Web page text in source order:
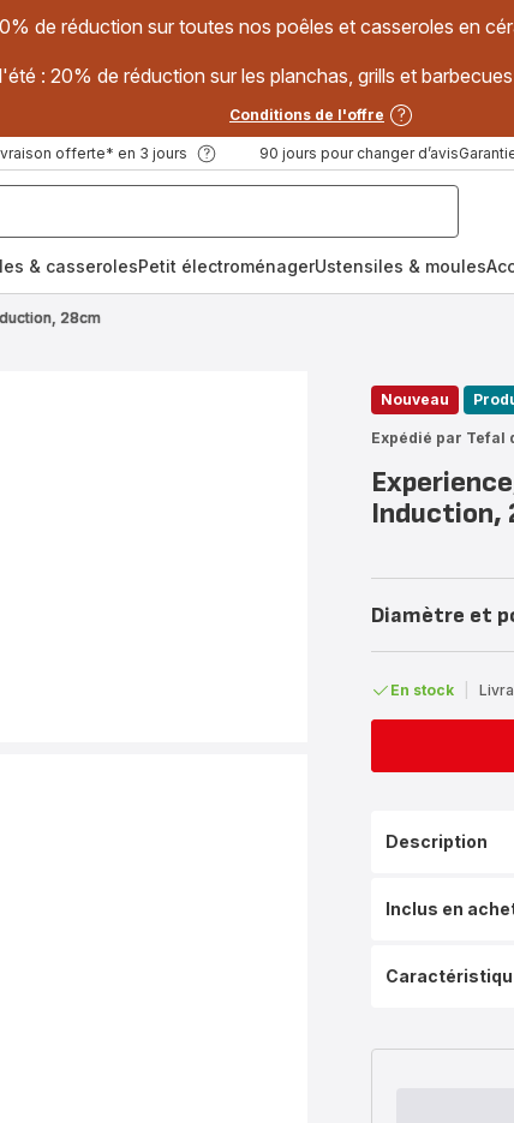
de réduction sur toutes nos poêles et casseroles en
: 20% de réduction sur les planchas, grills et
Conditions de l'offre
offerte* en 3 jours 90 jours pour changer d’avis
& casserolesPetit électroménagerUstensiles & moules
28cm
Nouveau
Expédié par Tefal
Induction,
Diamètre et
En stock
Description
Inclus en